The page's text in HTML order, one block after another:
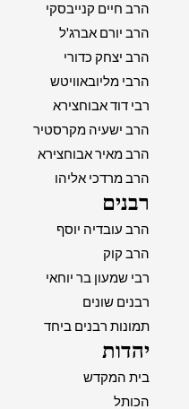
הרב חיים קנייבסקי
הרב יורם אברג'ל
הרב יצחק כדורי
הרבי מליובאוויטש
רבי דוד אבוחצירא
הרב ישעיה מקרסטיר
הרב מאיר אבוחצירא
הרב מרדכי אליהו
רבנים
הרב עובדיה יוסף
הרב קוק
רבי שמעון בר יוחאי
רבנים שונים
תמונות רבנים ביחד
יהדות
בית המקדש
הכותל